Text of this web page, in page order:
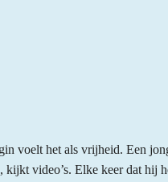
voelt het als vrijheid. Een
kijkt video’s. Elke keer dat hij